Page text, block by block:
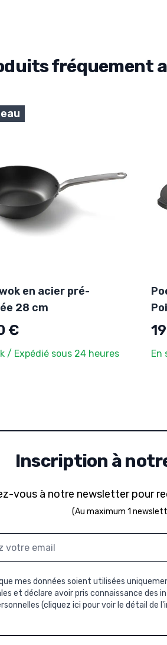
fréquement
en acier pré-
28 cm
€
/ Expédié sous 24 heures En
Inscription à
vous à notre newsletter pour
(Au maximum 1
mes données soient utilisées
et déclare avoir pris connaissance des
(cliquez ici pour voir le détail de